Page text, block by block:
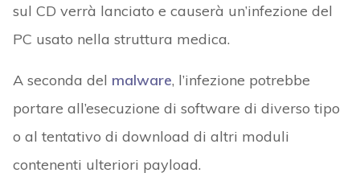
sul CD verrà lanciato e causerà un’infezione del
PC usato nella struttura medica.
A seconda del malware, l’infezione potrebbe
portare all’esecuzione di software di diverso tipo
o al tentativo di download di altri moduli
contenenti ulteriori payload.